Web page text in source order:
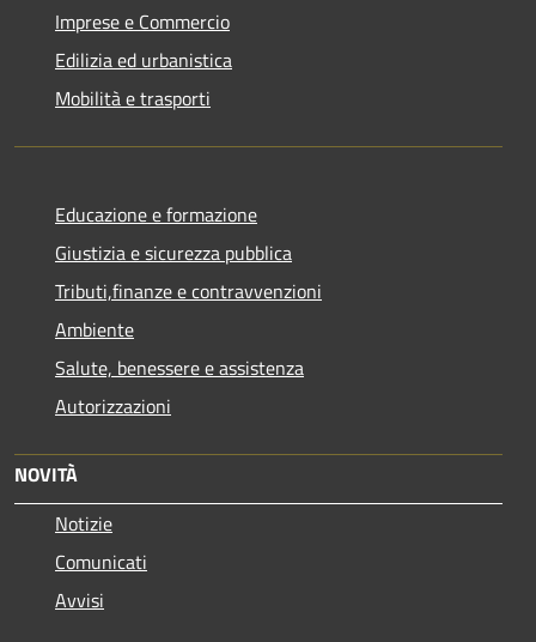
Imprese e Commercio
Edilizia ed urbanistica
Mobilità e trasporti
Educazione e formazione
Giustizia e sicurezza pubblica
Tributi,finanze e contravvenzioni
Ambiente
Salute, benessere e assistenza
Autorizzazioni
NOVITÀ
Notizie
Comunicati
Avvisi